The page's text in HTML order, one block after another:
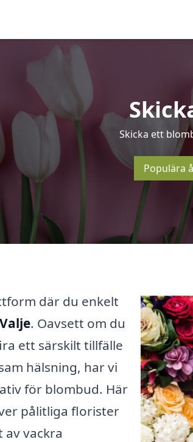
Skicka ett
Populära
där du enkelt
. Oavsett om du
ett särskilt tillfälle
hälsning, har vi
för blombud. Här
pålitliga florister
vackra